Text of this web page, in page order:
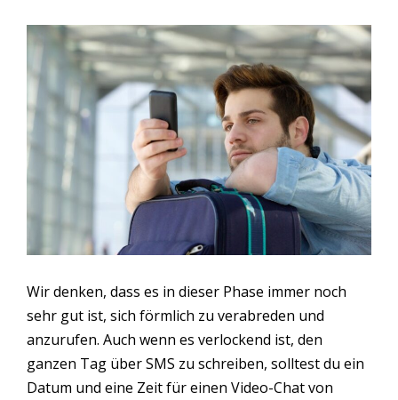
Wir denken, dass es in dieser Phase immer noch
sehr gut ist, sich förmlich zu verabreden und
anzurufen. Auch wenn es verlockend ist, den
ganzen Tag über SMS zu schreiben, solltest du ein
Datum und eine Zeit für einen Video-Chat von